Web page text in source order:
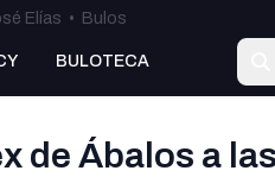
Elías • Bulos
BULOTECA
de Ábalos a